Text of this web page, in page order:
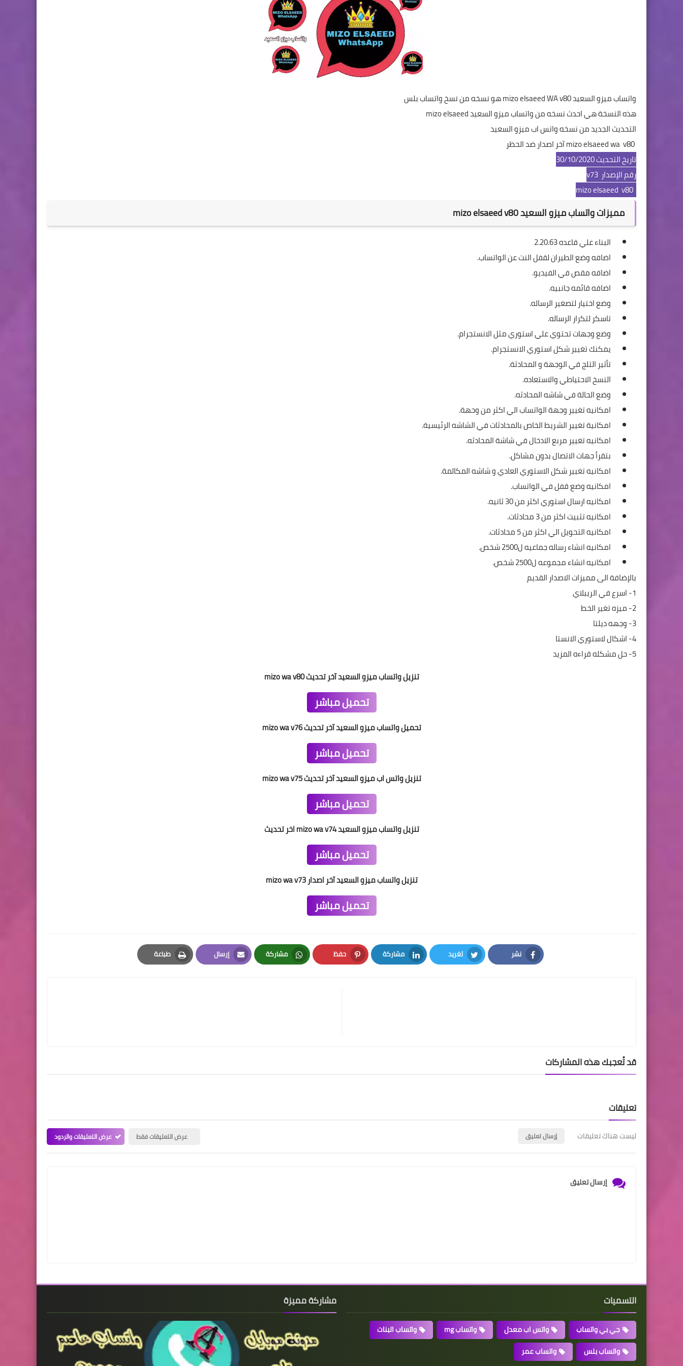
واتساب ميزو السعيد mizo elsaeed WA v80 هو نسخه من نسخ
واتساب بلس
هذه النسخة هي احدث نسخه من واتساب ميزو السعيد mizo elsaeed
التحديث الجديد من نسخه واتس اب ميزو السعيد
تاريخ التحديث 30/10/2020
رقم الإصدار v73
مميزات واتساب ميزو السعيد mizo elsaeed v80
البناء علي قاعده 2.20.63
اضافه وضع الطيران لقفل النت عن الواتساب.
اضافه مقص في الفيديو.
اضافه قائمه جانبيه.
وضع اختيار لتصغير الرساله.
تاسكر لتكرار الرساله.
وضع وجهات تحتوي علي استوري مثل الانستجرام.
يمكنك تغيير شكل استوري الانستجرام.
تأثير التلج في الوجهة و المحادثة.
النسخ الاحتياطي والاستعاده.
وضع الحالة في شاشه المحادثه.
امكانيه تغيير وجهة الواتساب الي اكثر من وحهة.
امكانية تغيير الشريط الخاص بالمحادثات في الشاشه الرئيسية.
امكانيه تغيير مربع الادخال في شاشة المحادثه.
بتقرأ جهات الاتصال بدون مشاكل.
امكانيه تغيير شكل الاستوري العادي و شاشه المكالمة.
امكانيه وضع قفل في الواتساب.
امكانيه ارسال استوري اكثر من 30 ثانيه.
امكانيه تثبيت اكثر من 3 محادثات.
امكانيه التحويل الي اكثر من 5 محادثات.
امكانيه انشاء رساله جماعيه ل2500 شخص.
امكانيه انشاء مجموعه ل2500 شخص.
بالإضافة الى مميزات الاصدار القديم
1- اسرع في الريبلاي
2- ميزه تغير الخط
3- وجهه ديلتا
4- اشكال لاستوري الانستا
5- حل مشكله قراءه المزيد
تنزيل واتساب ميزو السعيد آخر تحديث mizo wa v80
تحميل مباشر
تحميل واتساب ميزو السعيد آخر تحديث mizo wa v76
تحميل مباشر
تنزيل واتس اب ميزو السعيد آخر تحديث mizo wa v75
تحميل مباشر
تنزيل واتساب ميزو السعيد mizo wa v74 اخر تحديث
تحميل مباشر
تنزيل واتساب ميزو السعيد آخر اصدار mizo wa v73
تحميل مباشر
نشر
Facebook
تغريد
Twitter
مشاركة
LinkedIn
حفظ
Pinterest
مشاركة
Whatsapp
إرسال
Email
طباعة
Print
قد تُعجبك هذه المشاركات
تعليقات
ليست هناك تعليقات إرسال تعليق عرض التعليقات فقط عرض التعليقات والردود
إرسال تعليق
التسميات
جي بي واتساب واتس اب معدل واتساب mg
واتساب البنات
واتساب بلس
واتساب عمر
مشاركة مميزة